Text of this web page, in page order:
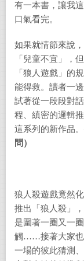
有一本書，讓我
口氣看完。
如果就情節來說
「兒童不宜」，
「狼人遊戲」的
能得救。讀者一
試著從一段段對
程、縝密的邏輯
這系列的新作品。
問）
狼人殺遊戲竟然
推出「狼人殺」
是圍著一圈又一
觸……接著大家也
一場的彼此猜測